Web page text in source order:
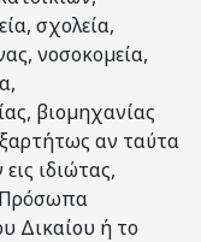
σχολεία,
νοσοκοµεία,
βιοµηχανίας
αν ταύτα
ιδιώτας,
Δικαίου ή το